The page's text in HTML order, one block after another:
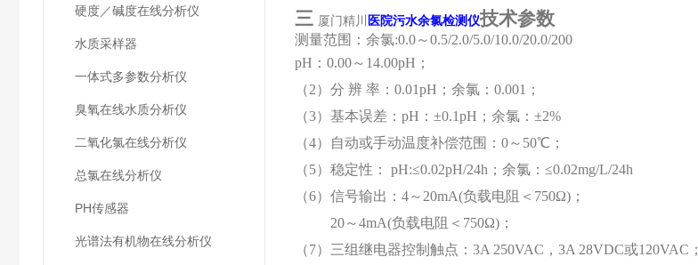
硬度／碱度在线分析仪
水质采样器
一体式多参数分析仪
臭氧在线水质分析仪
二氧化氯在线分析仪
总氯在线分析仪
PH传感器
光谱法有机物在线分析仪
三 厦门精川 医院污水余氯检测仪技术参数
测量范围 ： 余氯:0.0～0.5/2.0/5.0/10.0/20.0/200
pH ： 0.00～ 14.00pH；
（2）分 辨 率：0.01pH； 余氯 ： 0.001 ；
（3）基本误差 ： pH：±0.1pH； 余氯 ： ±2%
（4）自动或手动温度补偿范围：0～50℃；
（5）稳定性： pH:≤0.02pH/24h； 余氯： ≤0.02mg/L/24h
（6）信号输出 ： 4～20mA(负载电阻＜750Ω)；
20～4mA(负载电阻＜750Ω)；
（7）三组继电器控制触点： 3A 250VAC， 3A 28VDC或120VAC；